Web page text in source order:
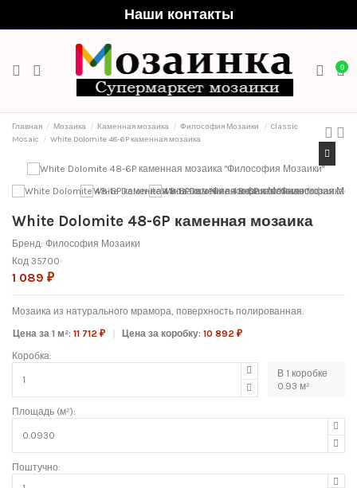
Наши контакты
0
Главная Мозаика Каменная мозаика Философия Мозаики
Classic
Mosaic
White Dolomite 48-6P каменная мозаика
White Dolomite 48-6P каменная мозаика
Бренд: Философия Мозаики
Код 35700
1 089 ₽
Мозаика из натурального мрамора, поверхность полированная.
Цена за 1 м²:11 712 ₽ Цена за коробку:10 892 ₽
Коробка:
В 1 коробке
0.93 м²
Площадь (м²):
Поштучно: